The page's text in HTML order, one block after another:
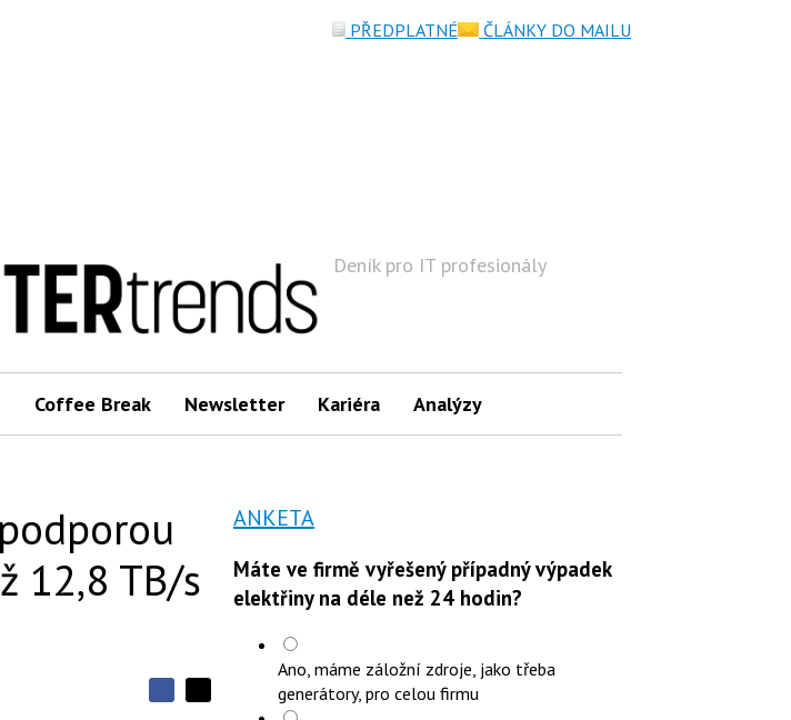
Deník pro IT profesionály
Coffee Break Newsletter Kariéra Analýzy
12,8 TB/s
SS
ANKETA
Máte ve firmě vyřešený případný výpadek
elektřiny na déle než 24 hodin?
Ano, máme záložní zdroje, jako třeba
generátory, pro celou firmu
PŘEDPLATNÉ ČLÁNKY DO MAILU